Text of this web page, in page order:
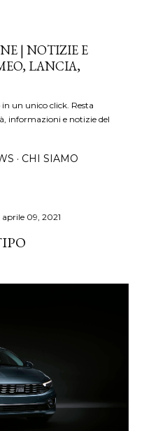
| NOTIZIE E
LANCIA,
un unico click. Resta
informazioni e notizie del
CHI SIAMO
aprile 09, 2021